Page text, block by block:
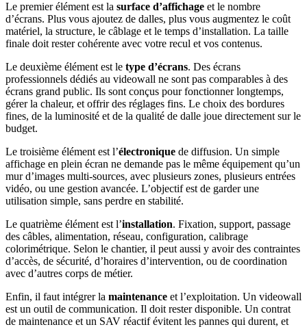
Le premier élément est la surface d’affichage et le nombre
d’écrans. Plus vous ajoutez de dalles, plus vous augmentez le coût
matériel, la structure, le câblage et le temps d’installation. La taille
finale doit rester cohérente avec votre recul et vos contenus.
Le deuxième élément est le type d’écrans. Des écrans
professionnels dédiés au videowall ne sont pas comparables à des
écrans grand public. Ils sont conçus pour fonctionner longtemps,
gérer la chaleur, et offrir des réglages fins. Le choix des bordures
fines, de la luminosité et de la qualité de dalle joue directement sur le
budget.
Le troisième élément est l’électronique de diffusion. Un simple
affichage en plein écran ne demande pas le même équipement qu’un
mur d’images multi-sources, avec plusieurs zones, plusieurs entrées
vidéo, ou une gestion avancée. L’objectif est de garder une
utilisation simple, sans perdre en stabilité.
Le quatrième élément est l’installation. Fixation, support, passage
des câbles, alimentation, réseau, configuration, calibrage
colorimétrique. Selon le chantier, il peut aussi y avoir des contraintes
d’accès, de sécurité, d’horaires d’intervention, ou de coordination
avec d’autres corps de métier.
Enfin, il faut intégrer la maintenance et l’exploitation. Un videowall
est un outil de communication. Il doit rester disponible. Un contrat
de maintenance et un SAV réactif évitent les pannes qui durent, et